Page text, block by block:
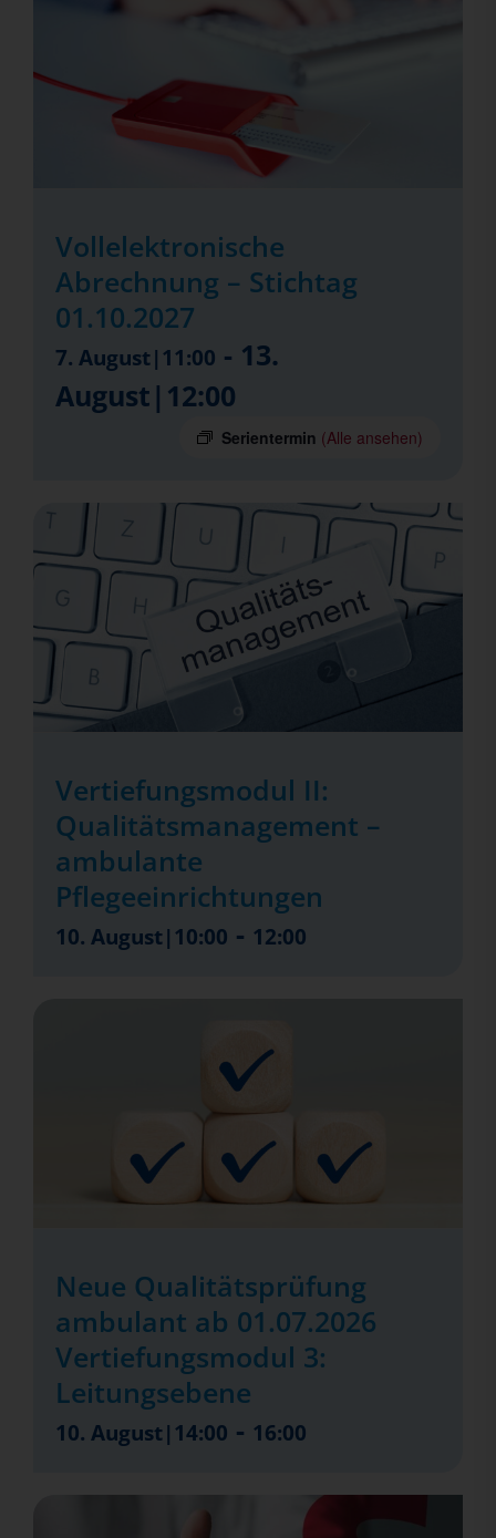
Vollelektronische
Abrechnung – Stichtag
01.10.2027
7. August|11:00 - 13.
August|12:00
Serientermin (Alle ansehen)
Vertiefungsmodul II:
Qualitätsmanagement –
ambulante
Pflegeeinrichtungen
10. August|10:00 - 12:00
Neue Qualitätsprüfung
ambulant ab 01.07.2026
Vertiefungsmodul 3:
Leitungsebene
10. August|14:00 - 16:00